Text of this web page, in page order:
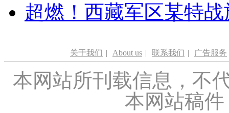
超燃！西藏军区某特
关于我们 | About us | 联系我们 | 广告服务
本网站所刊载信息，不
本网站稿